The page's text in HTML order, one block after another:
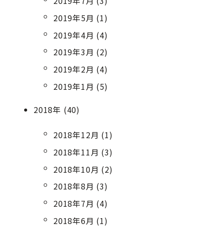
2019年5月 (1)
2019年4月 (4)
2019年3月 (2)
2019年2月 (4)
2019年1月 (5)
2018年 (40)
2018年12月 (1)
2018年11月 (3)
2018年10月 (2)
2018年8月 (3)
2018年7月 (4)
2018年6月 (1)